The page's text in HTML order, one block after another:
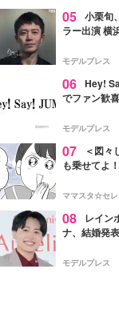
05 小栗旬
ラー出演 横
モデルプレス
06 Hey!
でファン歓
モデルプレス
07
＜図々
も乗せてよ
ママスタ☆セレ
08
レイン
ナ、結婚発
点変更のため
モデルプレス